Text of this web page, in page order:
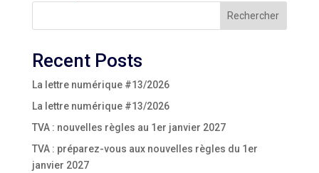
Rechercher
Recent Posts
La lettre numérique #13/2026
La lettre numérique #13/2026
TVA : nouvelles règles au 1er janvier 2027
TVA : préparez-vous aux nouvelles règles du 1er
janvier 2027